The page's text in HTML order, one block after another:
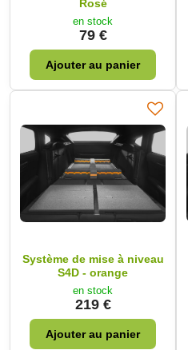
Rosé
en stock
79 €
Ajouter au panier
Système de mise à niveau
S4D - orange
en stock
219 €
Ajouter au panier